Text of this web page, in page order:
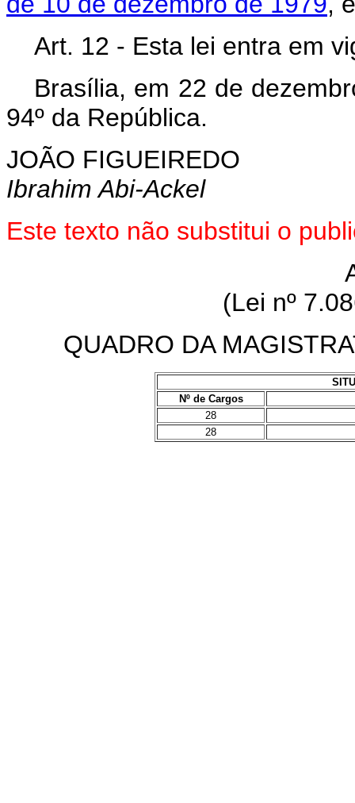
Art. 12 - Esta lei entra em
Brasília, em 22 de
94º da República.
JOÃO FIGUEIREDO
Ibrahim Abi-Ackel
Este texto não substitui o
(Lei nº
QUADRO DA
Nº de Cargos
28
28